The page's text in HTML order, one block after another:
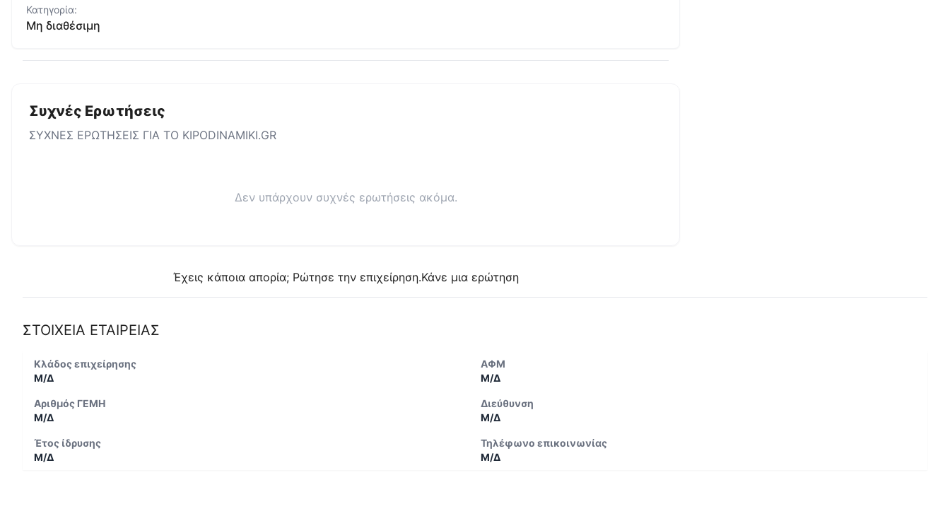
Κατηγορία:
Μη διαθέσιμη
Συχνές Ερωτήσεις
ΣΥΧΝΕΣ ΕΡΩΤΗΣΕΙΣ ΓΙΑ ΤΟ KIPODINAMIKI.GR
Δεν υπάρχουν συχνές ερωτήσεις ακόμα.
Έχεις κάποια απορία; Ρώτησε την επιχείρηση.Κάνε μια ερώτηση
ΣΤΟΙΧΕΙΑ ΕΤΑΙΡΕΙΑΣ
Κλάδος επιχείρησης
Μ/Δ
ΑΦΜ
Μ/Δ
Αριθμός ΓΕΜΗ
Μ/Δ
Διεύθυνση
Μ/Δ
Έτος ίδρυσης
Μ/Δ
Τηλέφωνο επικοινωνίας
Μ/Δ